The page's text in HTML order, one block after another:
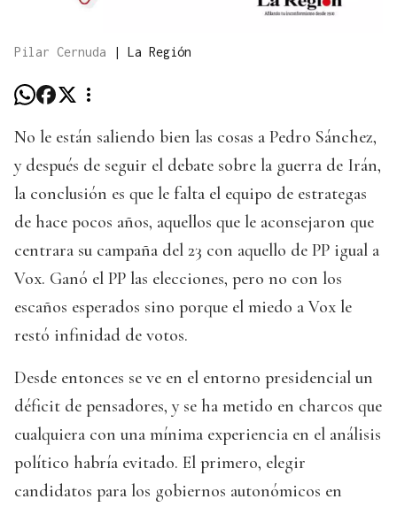
Pilar Cernuda | La Región
No le están saliendo bien las cosas a Pedro Sánchez,
y después de seguir el debate sobre la guerra de Irán,
la conclusión es que le falta el equipo de estrategas
de hace pocos años, aquellos que le aconsejaron que
centrara su campaña del 23 con aquello de PP igual a
Vox. Ganó el PP las elecciones, pero no con los
escaños esperados sino porque el miedo a Vox le
restó infinidad de votos.
Desde entonces se ve en el entorno presidencial un
déficit de pensadores, y se ha metido en charcos que
cualquiera con una mínima experiencia en el análisis
político habría evitado. El primero, elegir
candidatos para los gobiernos autonómicos en